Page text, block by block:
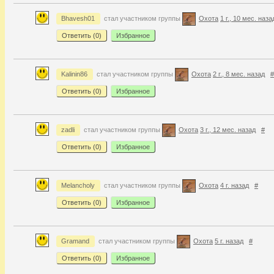
Bhavesh01 стал участником группы Охота 1 г., 10 мес.
Ответить (0) Избранное
Kalinin86 стал участником группы Охота 2 г., 8 мес. назад #
Ответить (0) Избранное
zadli стал участником группы Охота 3 г., 12 мес. назад #
Ответить (0) Избранное
Melancholy стал участником группы Охота 4 г. назад #
Ответить (0) Избранное
Gramand стал участником группы Охота 5 г. назад #
Ответить (0) Избранное